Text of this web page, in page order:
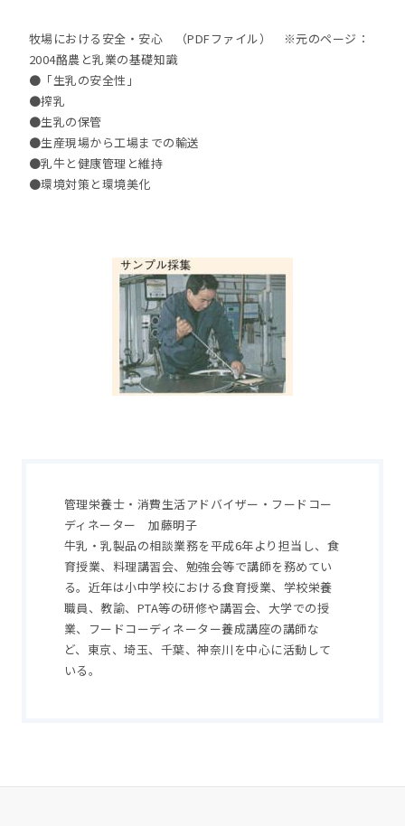
牧場における安全・安心 （PDFファイル） ※元のページ：
2004酪農と乳業の基礎知識
●「生乳の安全性」
●搾乳
●生乳の保管
●生産現場から工場までの輸送
●乳牛と健康管理と維持
●環境対策と環境美化
管理栄養士・消費生活アドバイザー・フードコー
ディネーター 加藤明子
牛乳・乳製品の相談業務を平成6年より担当し、食
育授業、料理講習会、勉強会等で講師を務めてい
る。近年は小中学校における食育授業、学校栄養
職員、教諭、PTA等の研修や講習会、大学での授
業、フードコーディネーター養成講座の講師な
ど、東京、埼玉、千葉、神奈川を中心に活動して
いる。